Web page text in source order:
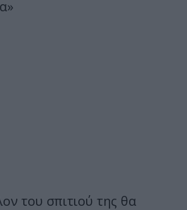
του σπιτιού της θα